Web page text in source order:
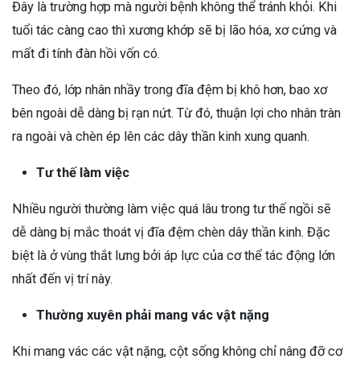
Đây là trường hợp mà người bệnh không thể tránh khỏi. Khi
tuổi tác càng cao thì xương khớp sẽ bị lão hóa, xơ cứng và
mất đi tính đàn hồi vốn có.
Theo đó, lớp nhân nhầy trong đĩa đệm bị khô hơn, bao xơ
bên ngoài dễ dàng bị rạn nứt. Từ đó, thuận lợi cho nhân tràn
ra ngoài và chèn ép lên các dây thần kinh xung quanh.
Tư thế làm việc
Nhiều người thường làm việc quá lâu trong tư thế ngồi sẽ
dễ dàng bị mắc thoát vị đĩa đệm chèn dây thần kinh. Đặc
biệt là ở vùng thắt lưng bởi áp lực của cơ thể tác động lớn
nhất đến vị trí này.
Thường xuyên phải mang vác vật nặng
Khi mang vác các vật nặng, cột sống không chỉ nâng đỡ cơ